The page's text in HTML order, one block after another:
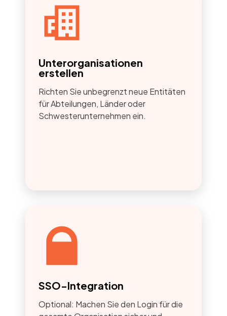
Unterorganisationen
erstellen
Richten Sie unbegrenzt neue Entitäten
für Abteilungen, Länder oder
Schwesterunternehmen ein.
SSO-Integration
Optional: Machen Sie den Login für die